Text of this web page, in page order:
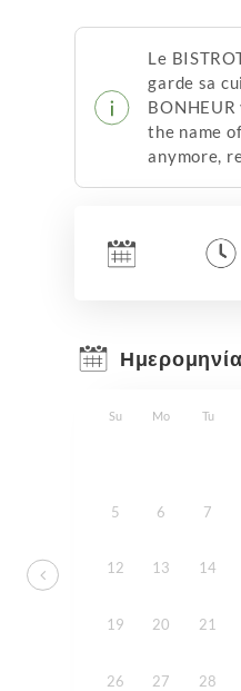
Le
garde sa
the name
anymore,
Ημερομηνία
Su Mo Tu
5 6 7
12 13 14
19 20 21
26 27 28